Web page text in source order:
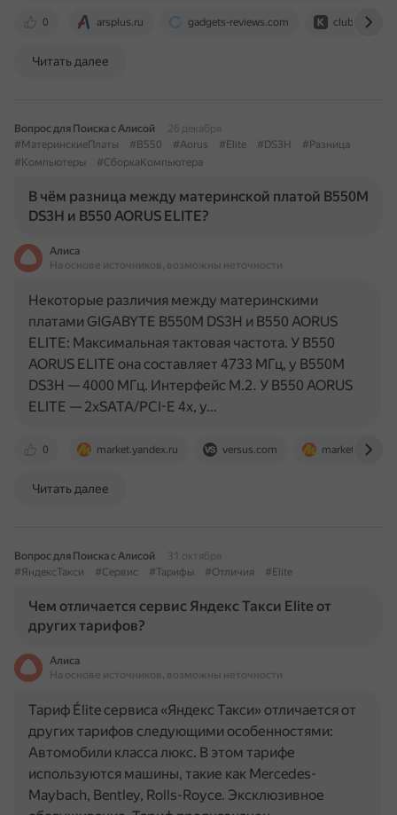
0 arsplus.ru gadgets-reviews.com club.dns-
Читать далее
Вопрос для Поиска с Алисой
26 декабря
#МатеринскиеПлаты
#B550 #Aorus #Elite #DS3H
#Разница
#Компьютеры
#СборкаКомпьютера
В чём разница между материнской платой B550M
DS3H и B550 AORUS ELITE?
Алиса
На основе источников, возможны неточности
0 market.yandex.ru versus.com
Некоторые различия между материнскими
платами GIGABYTE B550M DS3H и B550 AORUS
ELITE: Максимальная тактовая частота. У B550
AORUS ELITE она составляет 4733 МГц, у B550M
DS3H — 4000 МГц. Интерфейс M.2. У B550 AORUS
ELITE — 2xSATA/PCI-E 4x, у…
Читать далее
Вопрос для Поиска с Алисой
31 октября
#ЯндексТакси
#Сервис #Тарифы #Отличия #Elite
Чем отличается сервис Яндекс Такси Elite от
других тарифов?
Алиса
На основе источников, возможны неточности
Тариф Élite сервиса «Яндекс Такси» отличается от
других тарифов следующими особенностями:
Автомобили класса люкс. В этом тарифе
используются машины, такие как Mercedes-
Maybach, Bentley, Rolls-Royce. Эксклюзивное